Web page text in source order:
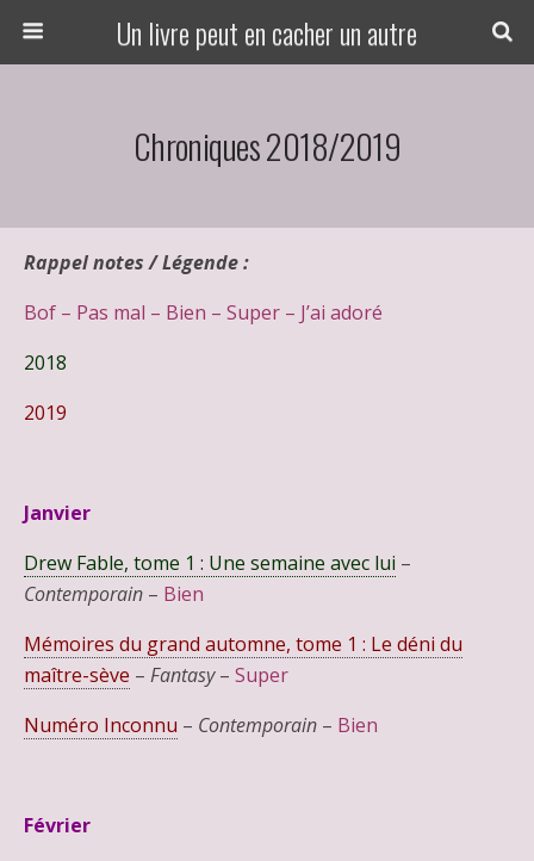
Un livre peut en cacher un autre
Chroniques 2018/2019
Rappel notes / Légende :
Bof – Pas mal – Bien – Super – J’ai adoré
2018
2019
Janvier
Drew Fable, tome 1 : Une semaine avec lui –
Contemporain – Bien
Mémoires du grand automne, tome 1 : Le déni du
maître-sève – Fantasy– Super
Numéro Inconnu – Contemporain – Bien
Février